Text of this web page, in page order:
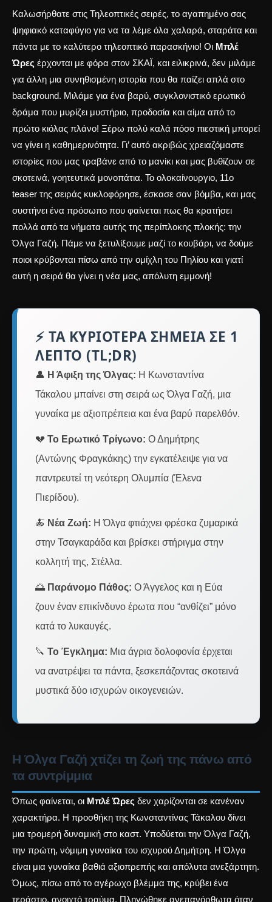
Καλωσήρθατε στις Τηλεοπτικές σειρές, το αγαπημένο σας
ψηφιακό καταφύγιο για να τα λέμε όλα χαλαρά, σταράτα και
πάντα με το καλύτερο τηλεοπτικό παρασκήνιο! Οι Μπλέ
Ώρες έρχονται με φόρα στον ΣΚΑΪ, και ειλικρινά, δεν μιλάμε
για άλλη μια συνηθισμένη ιστορία που θα παίζει απλά στο
background. Μιλάμε για ένα βαρύ, συγκλονιστικό ερωτικό
δράμα που μυρίζει μυστήριο, προδοσία και αίμα από το
πρώτο κιόλας πλάνο! Ξέρω πολύ καλά πόσο πιεστική μπορεί
να γίνει η καθημερινότητα. Γι’ αυτό ακριβώς χρειαζόμαστε
ιστορίες που μας τραβάνε από το μανίκι και μας βυθίζουν σε
σκοτεινά, γοητευτικά μονοπάτια. Το ολοκαίνουργιο, 11ο
teaser της σειράς κυκλοφόρησε, έσκασε σαν βόμβα, και μας
συστήνει ένα πρόσωπο που φαίνεται πως θα κρατήσει
πολλά από τα νήματα αυτής της περίπλοκης πλοκής: την
Όλγα Γαζή. Πάμε να ξετυλίξουμε μαζί το κουβάρι, να δούμε
ποιοι κρύβονται πίσω από την ομίχλη του Πηλίου και γιατί
αυτή η σειρά θα γίνει η νέα μας, απόλυτη εμμονή!
⚡ ΤΑ ΚΥΡΙΌΤΕΡΑ ΣΗΜΕΊΑ ΣΕ 1
ΛΕΠΤΌ (TL;DR)
👤 Η Άφιξη της Όλγας: Η Κωνσταντίνα
Τάκαλου μπαίνει στη σειρά ως Όλγα Γαζή, μια
γυναίκα με αξιοπρέπεια και ένα βαρύ παρελθόν.
💔 Το Ερωτικό Τρίγωνο: Ο Δημήτρης
(Αντώνης Φραγκάκης) την εγκατέλειψε για να
παντρευτεί τη νεότερη Ολυμπία (Έλενα
Πιερίδου).
🍝 Νέα Ζωή: Η Όλγα φτιάχνει φρέσκα ζυμαρικά
στην Τσαγκαράδα και βρίσκει στήριγμα στην
κολλητή της, Στέλλα.
🌅 Παράνομο Πάθος: Ο Άγγελος και η Εύα
ζουν έναν επικίνδυνο έρωτα που “ανθίζει” μόνο
κατά το λυκαυγές.
🔪 Το Έγκλημα: Μια άγρια δολοφονία έρχεται
να ανατρέψει τα πάντα, ξεσκεπάζοντας σκοτεινά
μυστικά δύο ισχυρών οικογενειών.
Η Όλγα Γαζή χτίζει τη ζωή της πάνω από
τα συντρίμμια
Όπως φαίνεται, οι Μπλέ Ώρες δεν χαρίζονται σε κανέναν
χαρακτήρα. Η προσθήκη της Κωνσταντίνας Τάκαλου δίνει
μια τρομερή δυναμική στο καστ. Υποδύεται την Όλγα Γαζή,
την πρώτη, νόμιμη γυναίκα του ισχυρού Δημήτρη. Η Όλγα
είναι μια γυναίκα βαθιά αξιοπρεπής και απόλυτα ανεξάρτητη.
Όμως, πίσω από το αγέρωχο βλέμμα της, κρύβει ένα
τεράστιο, ανοιχτό τραύμα. Πληγώθηκε ανεπανόρθωτα όταν